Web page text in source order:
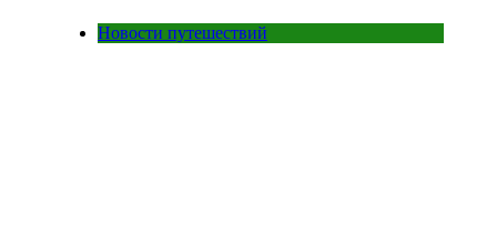
Новости путешествий